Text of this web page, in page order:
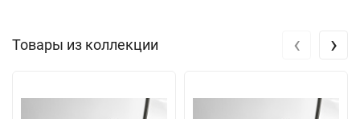
Товары из коллекции ‹ ›